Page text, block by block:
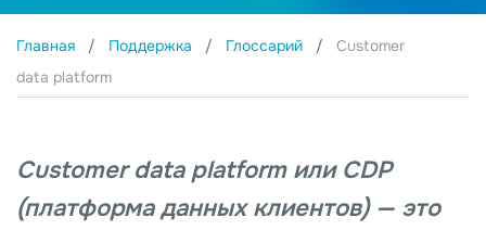
Главная Поддержка Глоссарий
Customer
data platform
Customer data platform или CDP
(платформа данных клиентов) — это